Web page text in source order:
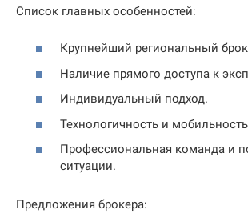
Список главных особенностей:
Крупнейший региональный
Наличие прямого доступа к
Индивидуальный подход.
Технологичность и
Профессиональная команда и
ситуации.
Предложения брокера: